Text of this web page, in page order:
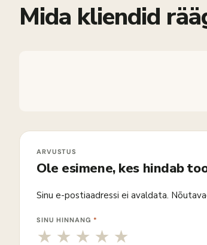
Mida kliendid
Ole esimene, kes hindab
Sinu e-postiaadressi ei avaldata.
SINU HINNANG *